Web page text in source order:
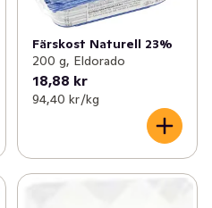
Färskost Naturell 23%
200 g, Eldorado
18,88 kr
94,40 kr /kg